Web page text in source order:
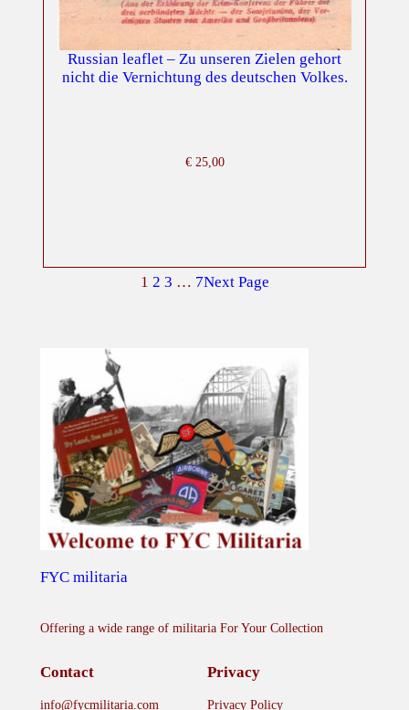
Russian leaflet – Zu unseren Zielen gehort
nicht die Vernichtung des deutschen Volkes.
€25,00
1 2 3 … 7Next Page
FYC militaria
Offering a wide range of militaria For Your Collection
Contact
info@fycmilitaria.com
Privacy
Privacy Policy